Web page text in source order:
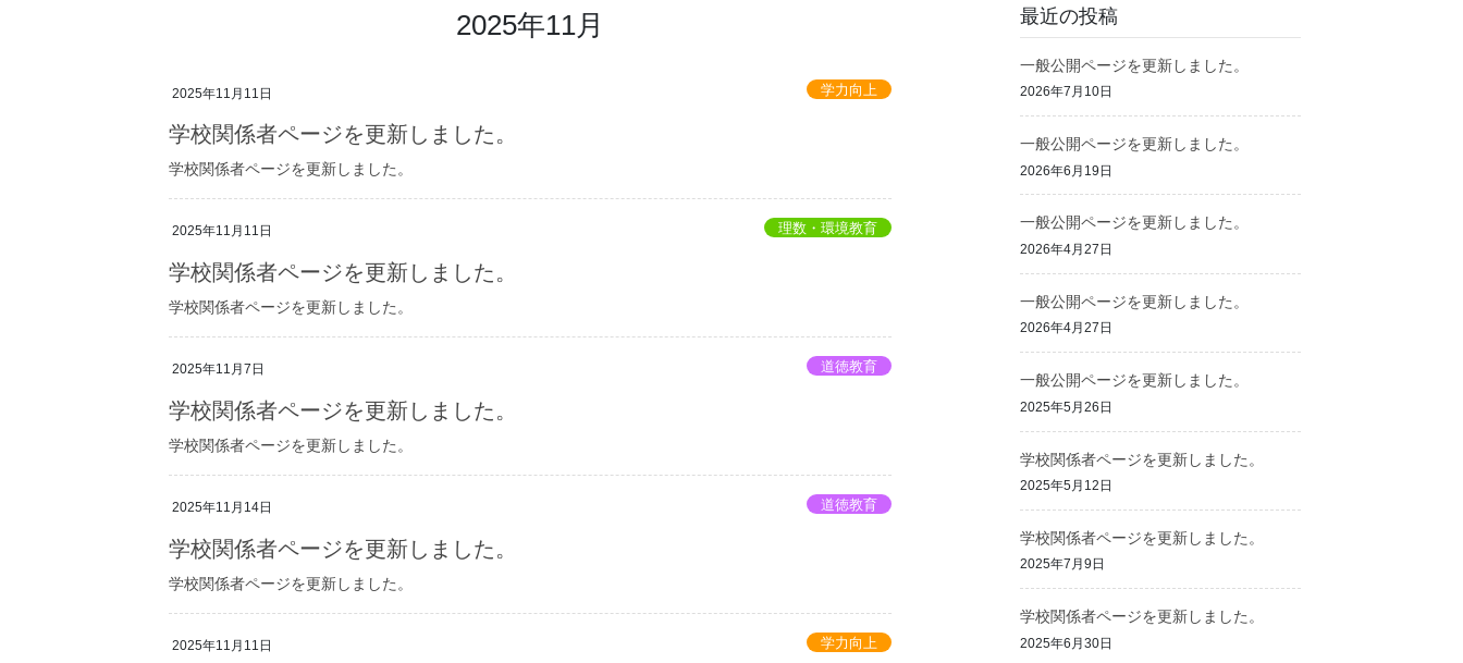
2025年11月
2025年11月11日 学力向上
学校関係者ページを更新しました。
学校関係者ページを更新しました。
2025年11月11日 理数・環境教育
学校関係者ページを更新しました。
学校関係者ページを更新しました。
2025年11月7日 道徳教育
学校関係者ページを更新しました。
学校関係者ページを更新しました。
2025年11月14日 道徳教育
学校関係者ページを更新しました。
学校関係者ページを更新しました。
2025年11月11日 学力向上
最近の投稿
一般公開ページを更新しました。
2026年7月10日
一般公開ページを更新しました。
2026年6月19日
一般公開ページを更新しました。
2026年4月27日
一般公開ページを更新しました。
2026年4月27日
一般公開ページを更新しました。
2025年5月26日
学校関係者ページを更新しました。
2025年5月12日
学校関係者ページを更新しました。
2025年7月9日
学校関係者ページを更新しました。
2025年6月30日